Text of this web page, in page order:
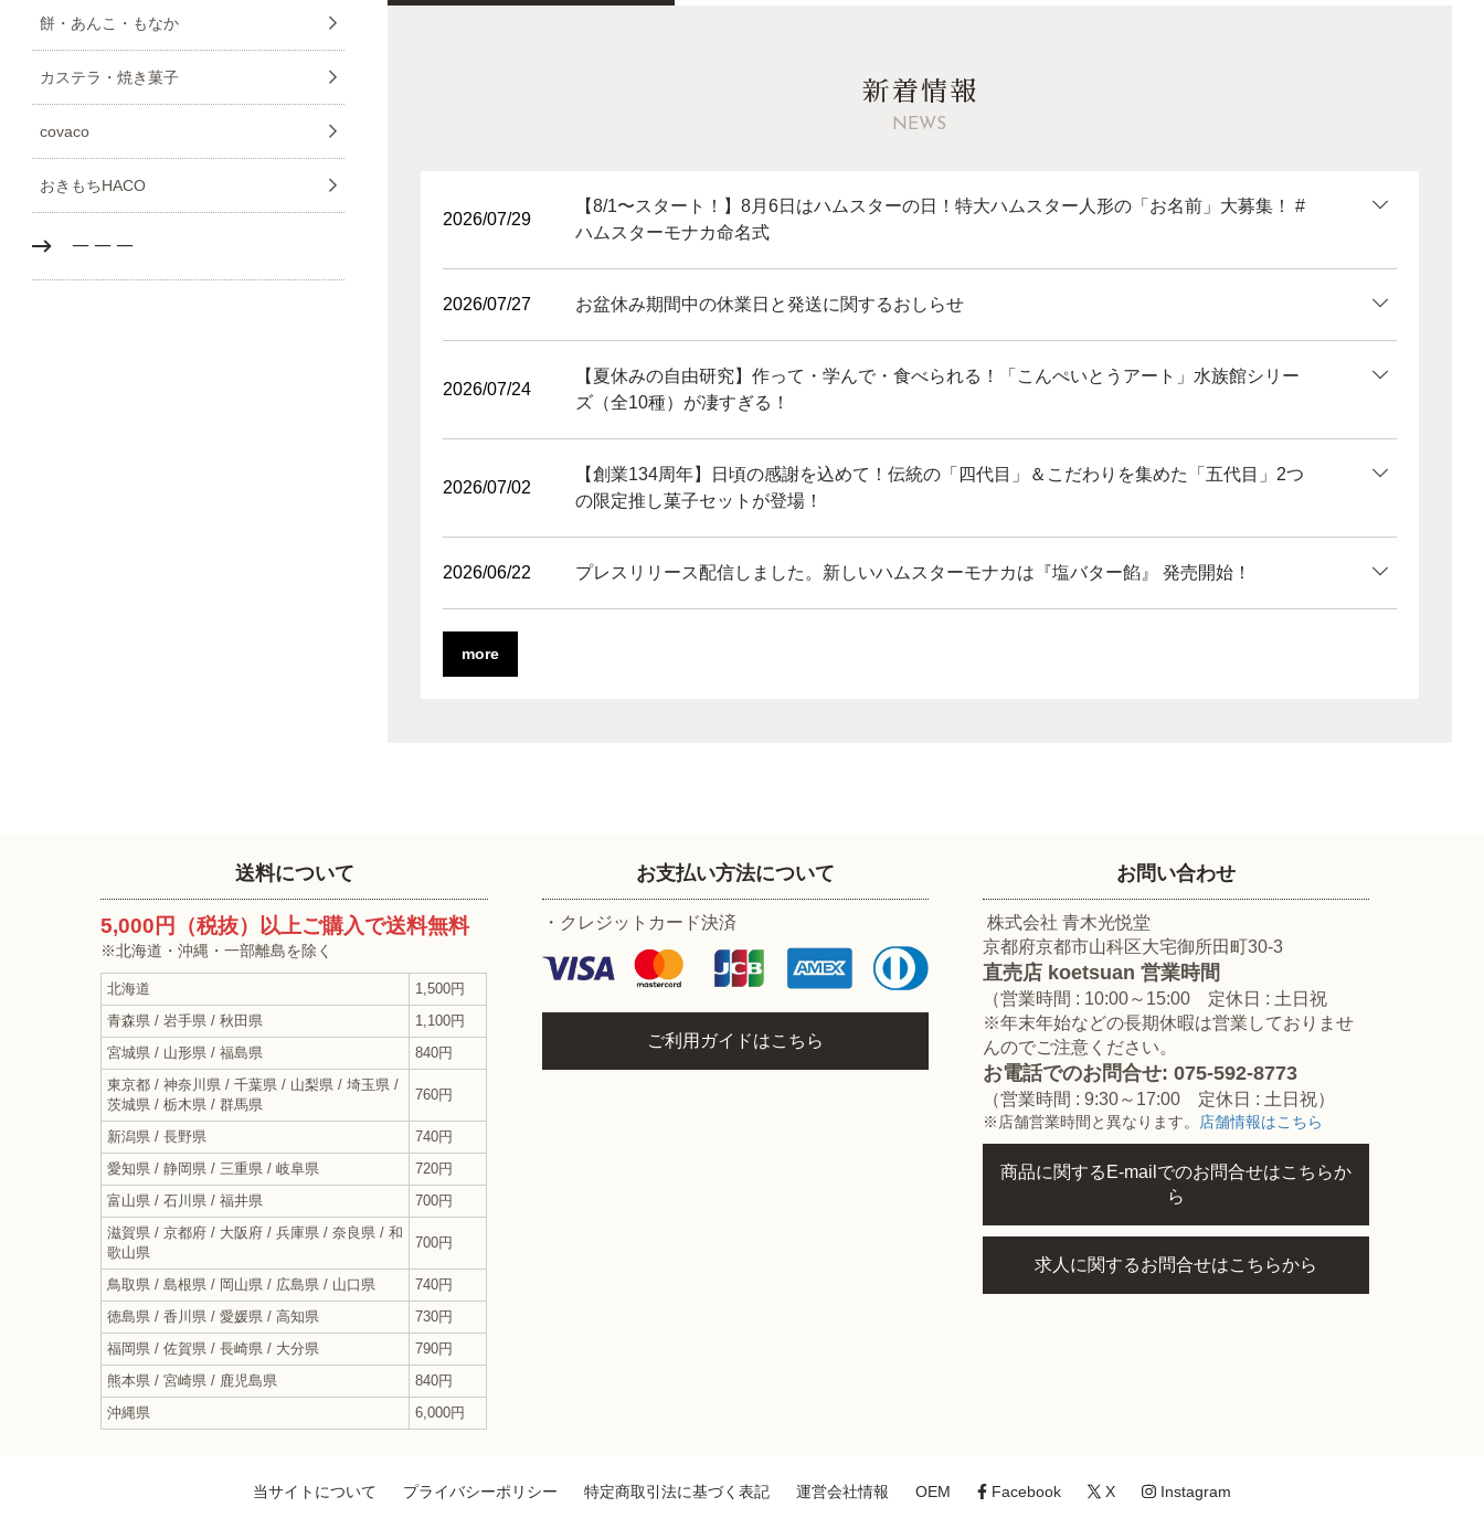
餅・あんこ・もなか
カステラ・焼き菓子
covaco
おきもちHACO
－－－
新着情報
NEWS
2026/07/29
【8/1〜スタート！】8月6日はハムスターの日！特大ハムスター人形の「お名前」大募集！ #
ハムスターモナカ命名式
2026/07/27 お盆休み期間中の休業日と発送に関するおしらせ
2026/07/24
【夏休みの自由研究】作って・学んで・食べられる！「こんぺいとうアート」水族館シリー
ズ（全10種）が凄すぎる！
2026/07/02
【創業134周年】日頃の感謝を込めて！伝統の「四代目」＆こだわりを集めた「五代目」2つ
の限定推し菓子セットが登場！
2026/06/22 プレスリリース配信しました。新しいハムスターモナカは『塩バター餡』 発売開始！
more
送料について
5,000円（税抜）以上ご購入で送料無料
※北海道・沖縄・一部離島を除く
北海道
1,500円
青森県 / 岩手県 / 秋田県
1,100円
宮城県 / 山形県 / 福島県
840円
東京都 / 神奈川県 / 千葉県 / 山梨県 / 埼玉県 /
茨城県 / 栃木県 / 群馬県
760円
新潟県 / 長野県
740円
愛知県 / 静岡県 / 三重県 / 岐阜県
720円
富山県 / 石川県 / 福井県
700円
滋賀県 / 京都府 / 大阪府 / 兵庫県 / 奈良県 / 和
歌山県
700円
鳥取県 / 島根県 / 岡山県 / 広島県 / 山口県
740円
徳島県 / 香川県 / 愛媛県 / 高知県
730円
福岡県 / 佐賀県 / 長崎県 / 大分県
790円
熊本県 / 宮崎県 / 鹿児島県
840円
沖縄県
6,000円
お支払い方法について
・クレジットカード決済
ご利用ガイドはこちら
お問い合わせ
株式会社 青木光悦堂
京都府京都市山科区大宅御所田町30-3
直売店 koetsuan 営業時間
（営業時間 : 10:00～15:00 定休日 : 土日祝
※年末年始などの長期休暇は営業しておりませ
んのでご注意ください。
お電話でのお問合せ: 075-592-8773
（営業時間 : 9:30～17:00 定休日 : 土日祝）
※店舗営業時間と異なります。 店舗情報はこちら
商品に関するE-mailでのお問合せはこちらか
ら
求人に関するお問合せはこちらから
当サイトについて プライバシーポリシー 特定商取引法に基づく表記 運営会社情報 OEM Facebook X Instagram